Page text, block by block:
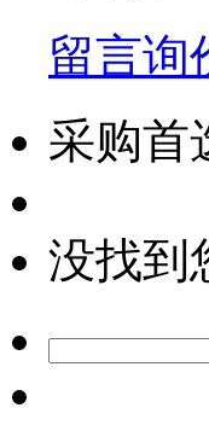
留言询
采购首
没找到